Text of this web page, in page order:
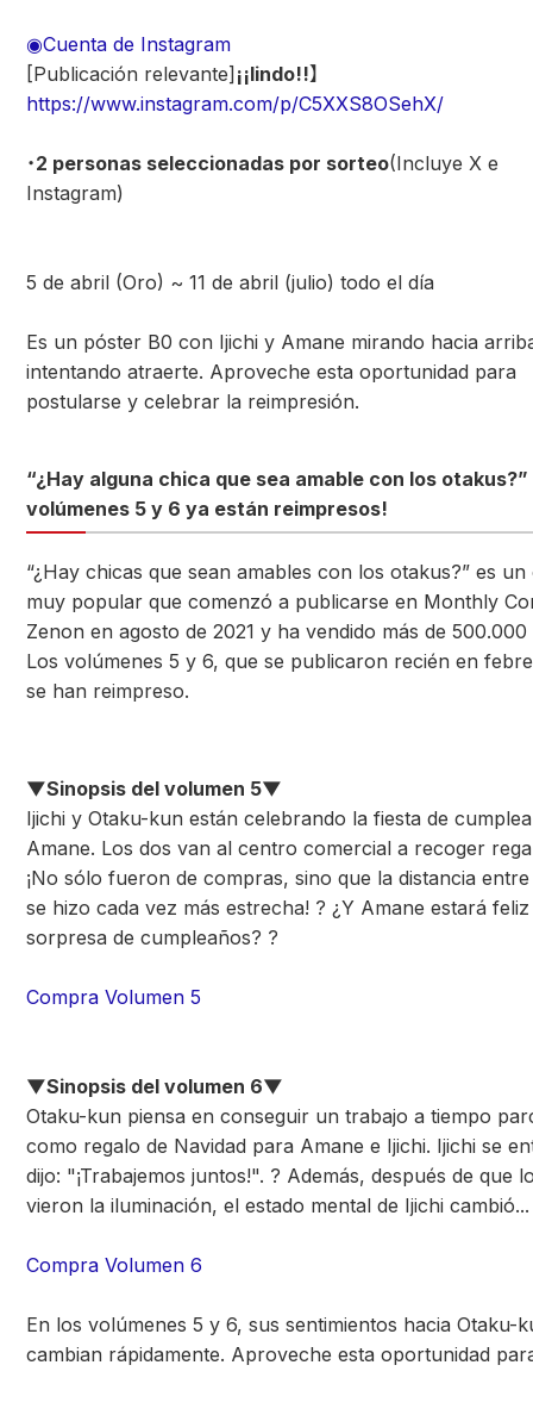
◉Cuenta de Instagram
[Publicación relevante] ¡¡lindo!!】
https://www.instagram.com/p/C5XXS8OSehX/
・2 personas seleccionadas por sorteo(Incluye X e
Instagram)
5 de abril (Oro) ~ 11 de abril (julio) todo el día
Es un póster B0 con Ijichi y Amane mirando hacia
intentando atraerte. Aproveche esta oportunidad para
postularse y celebrar la reimpresión.
“¿Hay alguna chica que sea amable con los otakus?”
volúmenes 5 y 6 ya están reimpresos!
“¿Hay chicas que sean amables con los otakus?” es un
muy popular que comenzó a publicarse en Monthly
Zenon en agosto de 2021 y ha vendido más de 500.000
Los volúmenes 5 y 6, que se publicaron recién en
se han reimpreso.
▼Sinopsis del volumen 5▼
Ijichi y Otaku-kun están celebrando la fiesta de
Amane. Los dos van al centro comercial a recoger
¡No sólo fueron de compras, sino que la distancia
se hizo cada vez más estrecha! ? ¿Y Amane estará
sorpresa de cumpleaños? ?
Compra Volumen 5
▼Sinopsis del volumen 6▼
Otaku-kun piensa en conseguir un trabajo a tiempo
como regalo de Navidad para Amane e Ijichi. Ijichi se
dijo: "¡Trabajemos juntos!". ? Además, después de que
vieron la iluminación, el estado mental de Ijichi cambió...
Compra Volumen 6
En los volúmenes 5 y 6, sus sentimientos hacia Otaku-
cambian rápidamente. Aproveche esta oportunidad